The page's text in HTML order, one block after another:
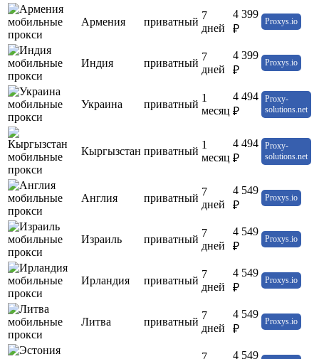
Армения приватный
7
дней
4 399
₽
Proxys.io
Индия приватный
7
дней
4 399
₽
Proxys.io
Украина приватный
1
месяц
4 494
₽
Proxy-
solutions.net
Кыргызстан приватный
1
месяц
4 494
₽
Proxy-
solutions.net
Англия приватный
7
дней
4 549
₽
Proxys.io
Израиль приватный
7
дней
4 549
₽
Proxys.io
Ирландия приватный
7
дней
4 549
₽
Proxys.io
Литва приватный
7
дней
4 549
₽
Proxys.io
4 549